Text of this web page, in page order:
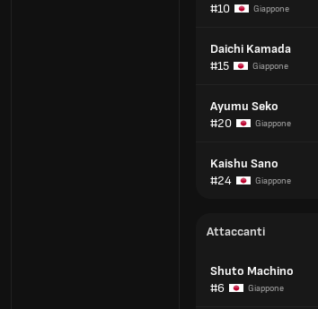
#10
Giappone
Daichi Kamada
#15
Giappone
Ayumu Seko
#20
Giappone
Kaishu Sano
#24
Giappone
Attaccanti
Shuto Machino
#6
Giappone